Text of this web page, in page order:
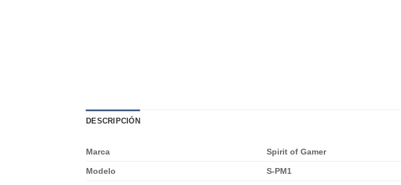
DESCRIPCIÓN
Marca Spirit of Gamer
Modelo S-PM1